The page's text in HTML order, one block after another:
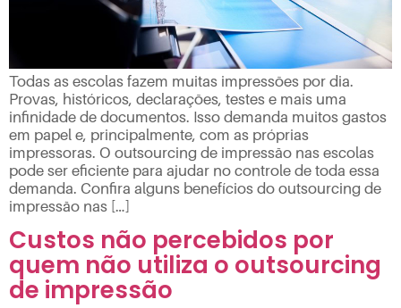
Todas as escolas fazem muitas impressões por dia.
Provas, históricos, declarações, testes e mais uma
infinidade de documentos. Isso demanda muitos gastos
em papel e, principalmente, com as próprias
impressoras. O outsourcing de impressão nas escolas
pode ser eficiente para ajudar no controle de toda essa
demanda. Confira alguns benefícios do outsourcing de
impressão nas […]
Custos não percebidos por
quem não utiliza o outsourcing
de impressão